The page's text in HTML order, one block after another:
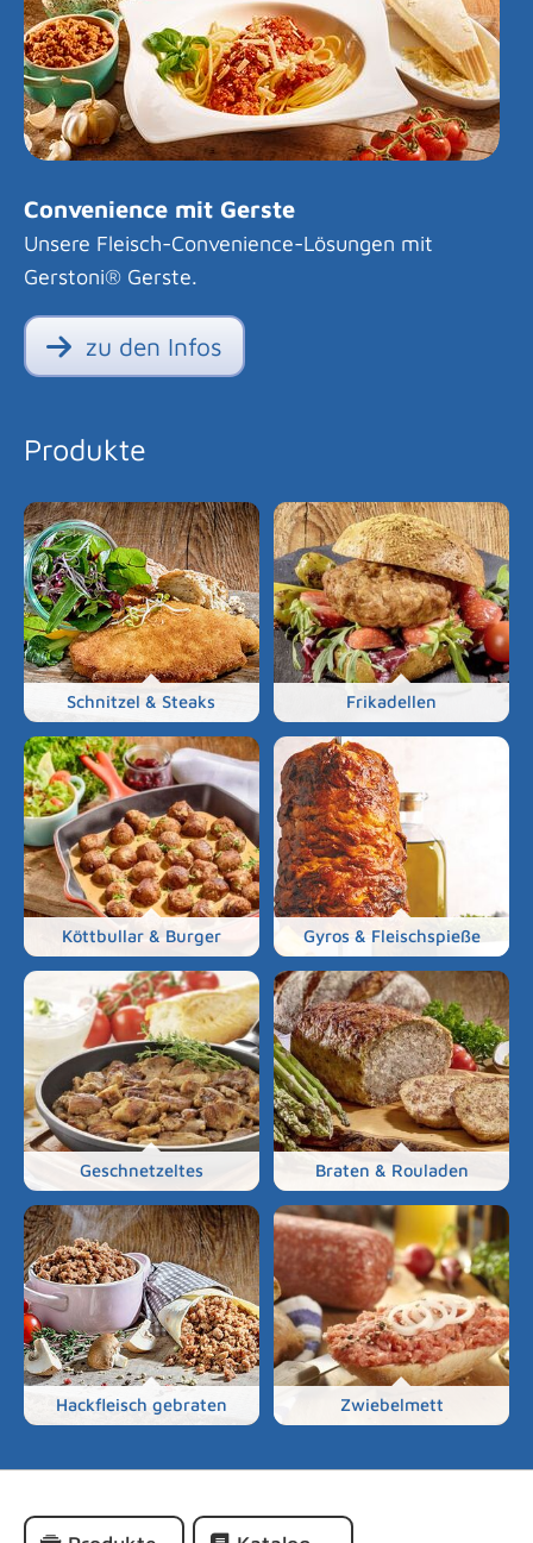
Convenience mit Gerste
Unsere Fleisch-Convenience-Lösungen mit
Gerstoni® Gerste.
zu den Infos
Produkte
Schnitzel & Steaks Frikadellen
Köttbullar & Burger Gyros & Fleischspieße
Geschnetzeltes Braten & Rouladen
Hackfleisch gebraten Zwiebelmett